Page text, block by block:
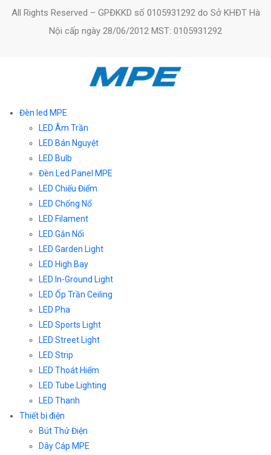
All Rights Reserved – GPĐKKD số 0105931292 do Sở KHĐT Hà
Nội cấp ngày 28/06/2012 MST: 0105931292
Đèn led MPE
LED Âm Trần
LED Bán Nguyệt
LED Bulb
Đèn Led Panel MPE
LED Chiếu Điểm
LED Chống Nổ
LED Filament
LED Gắn Nổi
LED Garden Light
LED High Bay
LED In-Ground Light
LED Ốp Trần Ceiling
LED Pha
LED Sports Light
LED Street Light
LED Strip
LED Thoát Hiểm
LED Tube Lighting
LED Thanh
Thiết bị điện
Bút Thử Điện
Dây Cáp MPE